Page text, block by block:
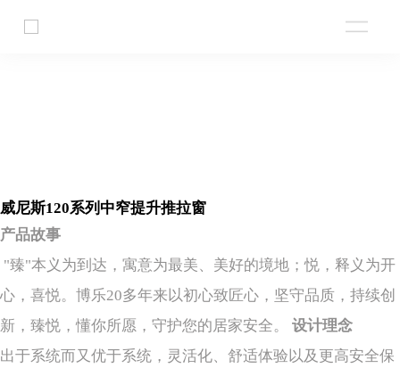
威尼斯120系列中窄提升推拉窗
​产品故事
"臻"本义为到达，寓意为最美、美好的境地；悦，释义为开
心，喜悦。博乐20多年来以初心致匠心，坚守品质，持续创
新，臻悦，懂你所愿，守护您的居家安全。 设计理念
出于系统而又优于系统，灵活化、舒适体验以及更高安全保